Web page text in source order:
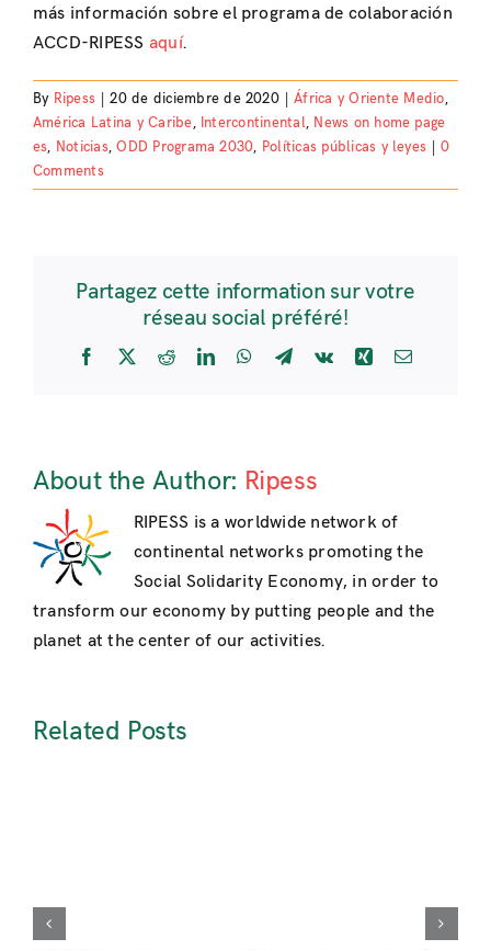
más información sobre el programa de colaboración
ACCD-RIPESS aquí.
By Ripess 20 de diciembre de 2020 África y Oriente Medio,
América Latina y Caribe, Intercontinental, News on home page
es, Noticias,ODD Programa 2030, Políticas públicas y leyes
0
Comments
Partagez cette information sur votre
réseau social préféré!
Facebook
X RedditLinkedInWhatsApp
Telegram
Vk Xing Email
About the Author: Ripess
RIPESS is a worldwide network of
continental networks promoting the
Social Solidarity Economy, in order to
transform our economy by putting people and the
planet at the center of our activities.
Related Posts